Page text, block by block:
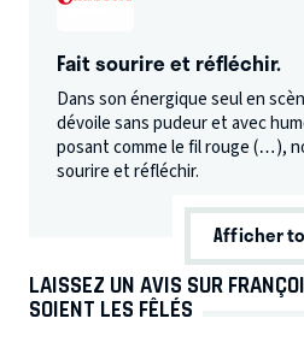
Fait sourire et réfléchir.
Dans son énergique seul en
dévoile sans pudeur et avec
posant comme le fil rouge (…),
sourire et réfléchir.
Afficher
LAISSEZ UN AVIS SUR
SOIENT LES FÊLÉS